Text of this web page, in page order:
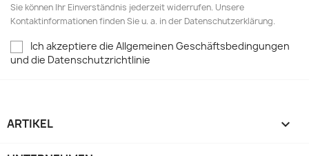
Sie können Ihr Einverständnis jederzeit widerrufen. Unsere
Kontaktinformationen finden Sie u. a. in der Datenschutzerklärung.
Ich akzeptiere die Allgemeinen Geschäftsbedingungen
und die Datenschutzrichtlinie
ARTIKEL 